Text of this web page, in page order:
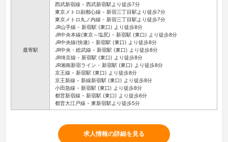
最寄駅
西武新宿線 - 西武新宿駅より徒歩7分
東京メトロ副都心線 - 新宿三丁目駅より徒歩7分
東京メトロ丸ノ内線 - 新宿三丁目駅より徒歩7分
JR山手線 - 新宿駅 (東口) より徒歩8分
JR中央本線(東京～塩尻) - 新宿駅 (東口) より徒歩8分
JR中央線(快速) - 新宿駅 (東口) より徒歩8分
JR中央・総武線 - 新宿駅 (東口) より徒歩8分
JR埼京線 - 新宿駅 (東口) より徒歩8分
JR湘南新宿ライン - 新宿駅 (東口) より徒歩8分
京王線 - 新宿駅 (東口) より徒歩8分
京王新線 - 新線新宿駅 (東口) より徒歩8分
小田急線 - 新宿駅 (東口) より徒歩8分
都営新宿線 - 新宿駅 (東口) より徒歩6分
都営大江戸線 - 東新宿駅より徒歩5分
求人情報の詳細を見る